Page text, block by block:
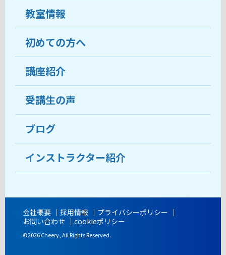
教室情報
教室について
受講生の声
おすすめ・人気の講座
目的から講座を探す
教室ブログ
開講時間
初めての方へ
ココがおすすめ
料金
受講までの流れ
よくあるご質問
講座紹介
受講生の声
ブログ
インストラクター紹介
会社概要 採用情報
プライバシーポリシー
お問い合わせ
cookieポリシー
©2026 Cheery, All Rights Reserved.